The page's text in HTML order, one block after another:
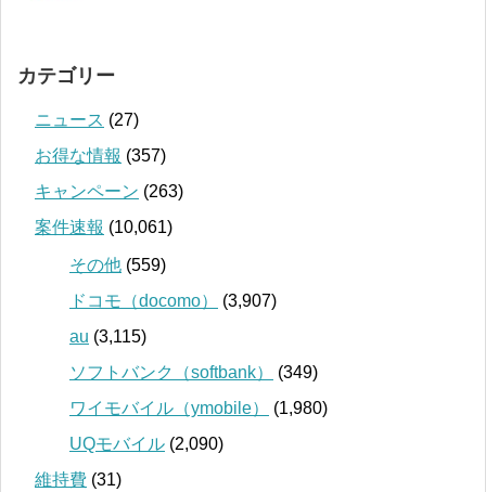
カテゴリー
ニュース (27)
お得な情報 (357)
キャンペーン (263)
案件速報 (10,061)
その他 (559)
ドコモ（docomo）
(3,907)
au (3,115)
ソフトバンク（softbank）
(349)
ワイモバイル（ymobile）
(1,980)
UQモバイル (2,090)
維持費 (31)